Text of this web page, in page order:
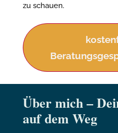
zu schauen.
Über mich –
auf dem Weg